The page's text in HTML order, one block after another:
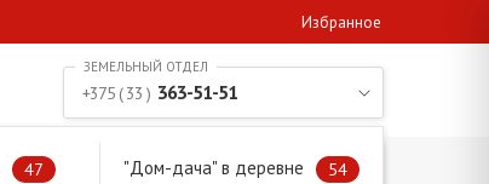
Избранное
47 "Дом-дача" в деревне 54
+375 ( 33 ) 363-51-51